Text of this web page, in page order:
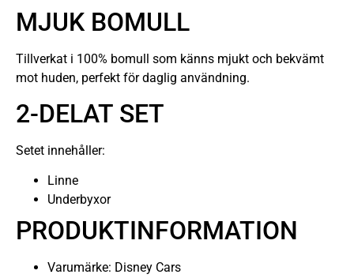
MJUK BOMULL
Tillverkat i 100% bomull som känns mjukt och bekvämt
mot huden, perfekt för daglig användning.
2-DELAT SET
Setet innehåller:
Linne
Underbyxor
PRODUKTINFORMATION
Varumärke: Disney Cars